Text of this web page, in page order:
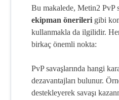
Bu makalede, Metin2 PvP
ekipman önerileri gibi
kullanmakla da ilgilidir.
birkaç önemli nokta:
PvP savaşlarında hangi
dezavantajları bulunur.
destekleyerek savaşı